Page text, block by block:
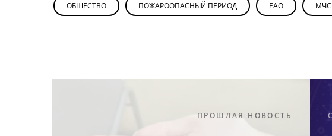
ОБЩЕСТВО ПОЖАРООПАСНЫЙ ПЕРИОД ЕАО МЧС
ПРОШЛАЯ НОВОСТЬ